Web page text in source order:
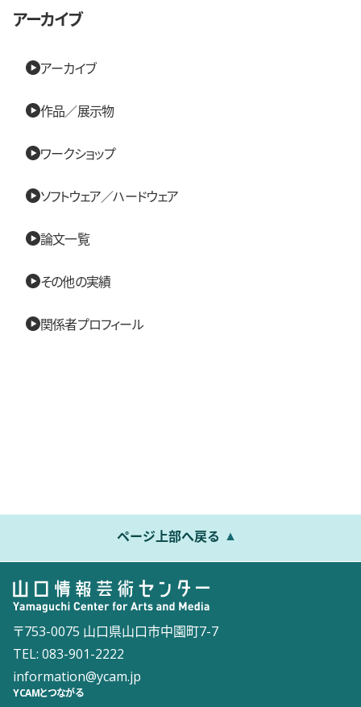
アーカイブ
アーカイブ
作品／展示物
ワークショップ
ソフトウェア／ハードウェア
論文一覧
その他の実績
関係者プロフィール
ページ上部へ戻る
〒753-0075 山口県山口市中園町7-7
TEL: 083-901-2222
information@ycam.jp
YCAMとつながる